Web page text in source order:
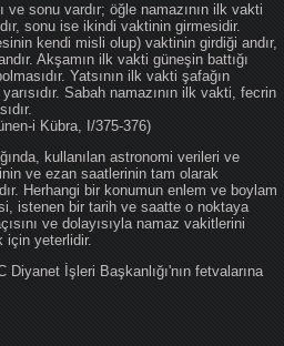
ve sonu vardır; öğle namazının ilk vakti
sonu ise ikindi vaktinin girmesidir.
kendi misli olup) vaktinin girdiği andır,
Akşamın ilk vakti güneşin battığı
Yatsının ilk vakti şafağın
Sabah namazının ilk vakti, fecrin
i Kübra, I/375-376)
kullanılan astronomi verileri ve
ve ezan saatlerinin tam olarak
Herhangi bir konumun enlem ve boylam
istenen bir tarih ve saatte o noktaya
ve dolayısıyla namaz vakitlerini
için yeterlidir.
İşleri Başkanlığı'nın fetvalarına